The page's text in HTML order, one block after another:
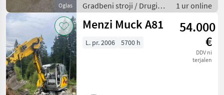
Oglas
Gradbeni stroji / Drugi
gradbeni stroji
1 ur online
Menzi Muck A81
54.000
€
DDV ni
terjalen
L. pr. 2006 5700 h